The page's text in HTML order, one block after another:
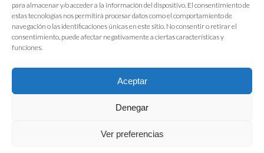
para almacenar y/o acceder a la información del dispositivo. El consentimiento de
estas tecnologías nos permitirá procesar datos como el comportamiento de
navegación o las identificaciones únicas en este sitio. No consentir o retirar el
consentimiento, puede afectar negativamente a ciertas características y
funciones.
Aceptar
Denegar
Ver preferencias
FIAB Federación Española de Industrias de la Alimentación y Bebidas